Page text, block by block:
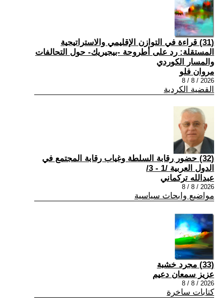
(31) قراءة في التوازن الإقليمي والاستراتيجية
المستقلة: رد على أطروحة -بيجيريك- حول التحالفات
والمسار الكوردي
مروان فلو
2026 / 8 / 8
القضية الكردية
(32) حضور رقابة السلطة وغياب رقابة المجتمع في
الدول العربية /1 - 3/
عبدالله تركماني
2026 / 8 / 8
مواضيع وابحاث سياسية
(33) مجرد خشبة
عزيز سمعان دعيم
2026 / 8 / 8
كتابات ساخرة